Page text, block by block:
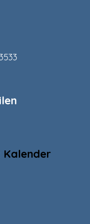
Kalender